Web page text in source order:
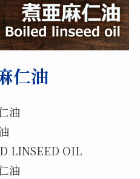
仁油
油
OIL
油